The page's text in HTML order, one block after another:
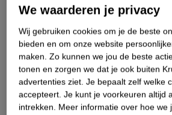
Productinformatie
Etiketinformatie
Nature Impact Score
Dit product heeft
Impact Score.
We waarderen je privacy
Wij gebruiken cookies om je de beste
bieden en om onze website
maken. Zo kunnen we jou de beste
tonen en zorgen we dat je ook buiten
advertenties ziet. Je bepaalt zelf welke
accepteert. Je kunt je voorkeuren altijd
intrekken. Meer informatie over hoe we